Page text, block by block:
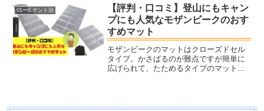
は、道具に情熱を傾ける「道具オタク」
の視点から、アウトドアブラ...
01ー8.テント泊
【評判・口コミ】登山にもキャン
プにも人気なモザンビークのおす
すめマット
モザンビークのマットはクローズドセル
タイプ。かさばるのが難点ですが簡単に
広げられて、たためるタイプのマットで
プマットとしてはちょっと...